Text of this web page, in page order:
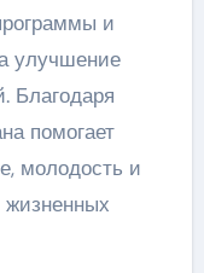
и
улучшение
Благодаря
помогает
молодость и
жизненных